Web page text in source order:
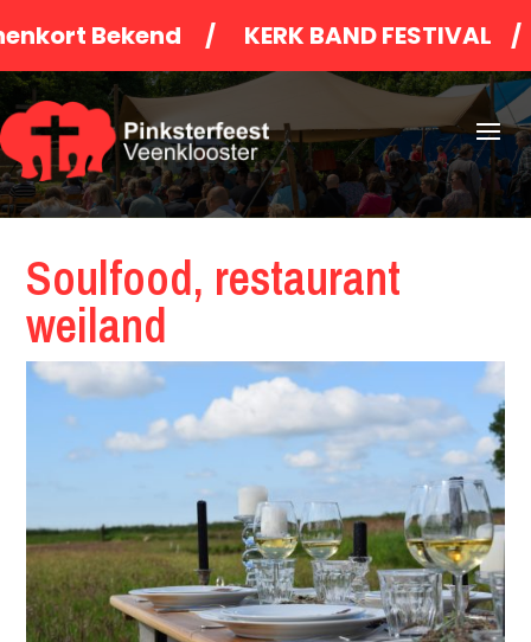
Bekend / KERK BAND FESTIVAL /
Soulfood, restaurant
weiland